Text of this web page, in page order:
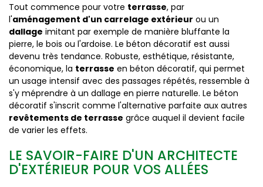
Tout commence pour votre terrasse, par
l'aménagement d'un carrelage extérieur ou un
dallage imitant par exemple de manière bluffante la
pierre, le bois ou l'ardoise. Le béton décoratif est aussi
devenu très tendance. Robuste, esthétique, résistante,
économique, la terrasse en béton décoratif, qui permet
un usage intensif avec des passages répétés, ressemble à
s'y méprendre à un dallage en pierre naturelle. Le béton
décoratif s'inscrit comme l'alternative parfaite aux autres
revêtements de terrasse grâce auquel il devient facile
de varier les effets.
LE SAVOIR-FAIRE D'UN ARCHITECTE
D'EXTÉRIEUR POUR VOS ALLÉES